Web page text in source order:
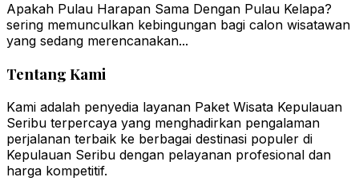
Apakah Pulau Harapan Sama Dengan Pulau Kelapa?
sering memunculkan kebingungan bagi calon wisatawan
yang sedang merencanakan...
Tentang Kami
Kami adalah penyedia layanan Paket Wisata Kepulauan
Seribu terpercaya yang menghadirkan pengalaman
perjalanan terbaik ke berbagai destinasi populer di
Kepulauan Seribu dengan pelayanan profesional dan
harga kompetitif.